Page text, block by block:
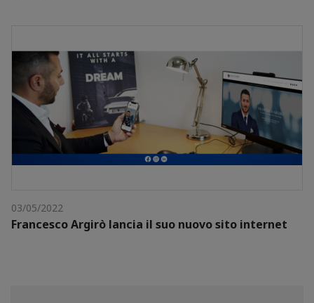
03/05/2022
Francesco Argirò lancia il suo nuovo sito internet